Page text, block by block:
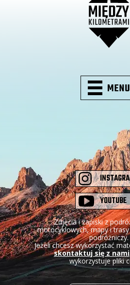
YOUTUBE
Zdjęcia i zapiski z
motocyklowych, mapy i
podróżniczy.
Jeżeli chcesz wykorzystać
skontaktuj się z nami
wykorzystuje pliki